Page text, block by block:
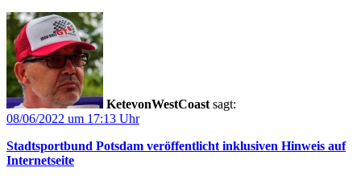
KetevonWestCoast sagt:
08/06/2022 um 17:13 Uhr
Stadtsportbund Potsdam veröffentlicht inklusiven Hinweis auf
Internetseite